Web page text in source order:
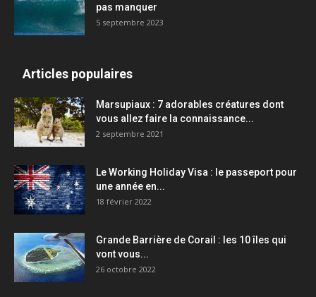
pas manquer
5 septembre 2023
Articles populaires
Marsupiaux : 7 adorables créatures dont
vous allez faire la connaissance...
2 septembre 2021
Le Working Holiday Visa : le passeport pour
une année en...
18 février 2022
Grande Barrière de Corail : les 10 îles qui
vont vous...
26 octobre 2022